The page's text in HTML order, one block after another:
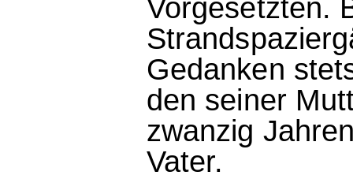
Vorgesetzten.
Gedanken
den seiner
zwanzig
Vater.